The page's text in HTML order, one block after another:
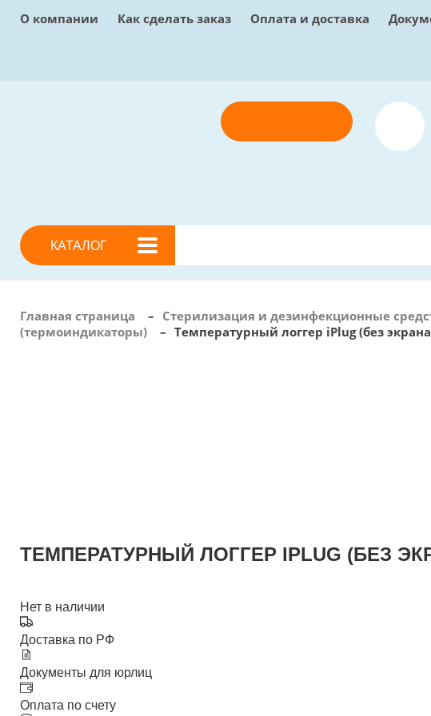
О компании Как сделать заказ Оплата и доставка
КАТАЛОГ
Главная страница – Стерилизация и дезинфекционные
(термоиндикаторы)
– Температурный логгер iPlug (без
ТЕМПЕРАТУРНЫЙ ЛОГГЕР IPLUG (БЕЗ
Нет в наличии
Доставка по РФ
Документы для юрлиц
Оплата по счету